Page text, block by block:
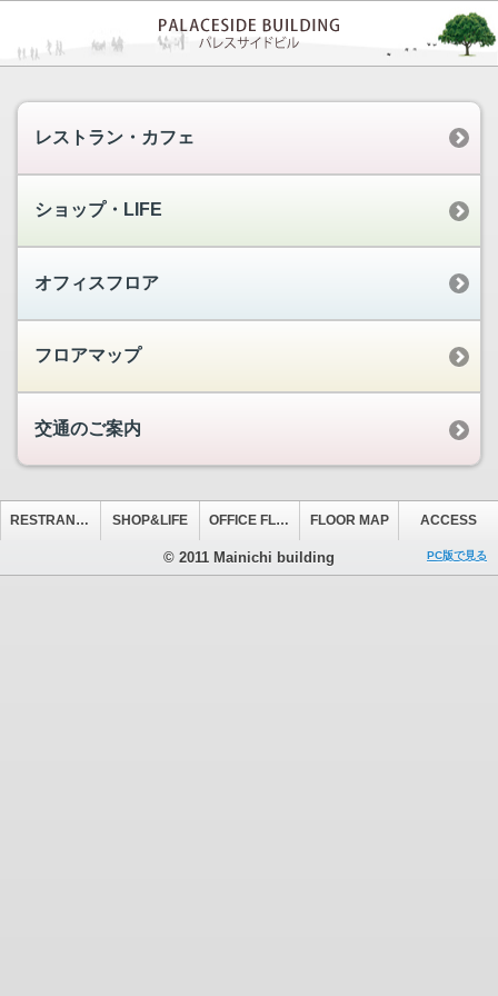
レストラン・カフェ
ショップ・LIFE
オフィスフロア
フロアマップ
交通のご案内
RESTRANT&CAFE SHOP&LIFE OFFICE FLOOR FLOOR MAP ACCESS
© 2011 Mainichi building PC版で見る